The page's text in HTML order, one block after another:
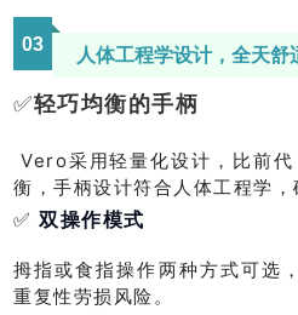
03
人体工程学设计，全天舒
✅轻巧均衡的手柄
Vero采用轻量化设计，比前
衡，手柄设计符合人体工程学，
✅ 双操作模式
拇指或食指操作两种方式可选
重复性劳损风险。